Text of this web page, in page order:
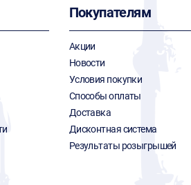
Покупателям
Акции
Новости
Условия покупки
Способы оплаты
Доставка
Дисконтная система
Результаты розыгрышей